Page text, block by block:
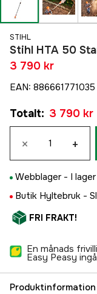
STIHL
Stihl HTA 50
3 790 kr
EAN: 886661771035
Totalt: 3 790 kr
× +
Webblager - I lager
Butik Hyltebruk -
FRI FRAKT!
En månads
Easy Peasy
Produktinformation